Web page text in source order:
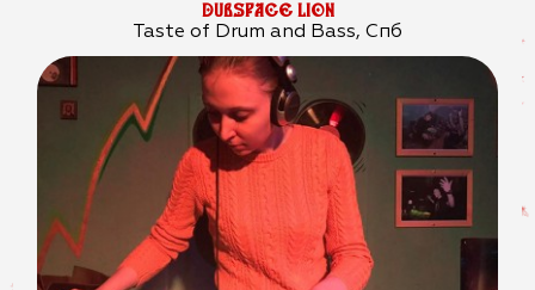
DUBSPACE LION
Taste of Drum and Bass, Спб